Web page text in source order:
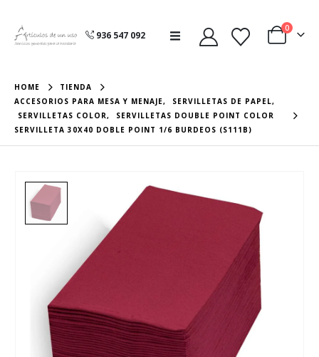
936 547 092
0
HOME
TIENDA
ACCESORIOS PARA MESA Y MENAJE, SERVILLETAS DE PAPEL,
SERVILLETAS COLOR,
SERVILLETAS DOUBLE POINT COLOR
SERVILLETA 30X40 DOBLE POINT 1/6 BURDEOS (S111B)